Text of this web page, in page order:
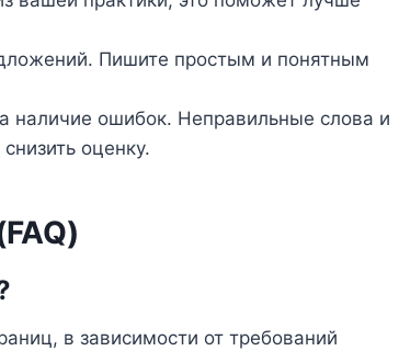
Пишите простым и понятным
наличие ошибок. Неправильные слова и
оценку.
в зависимости от требований